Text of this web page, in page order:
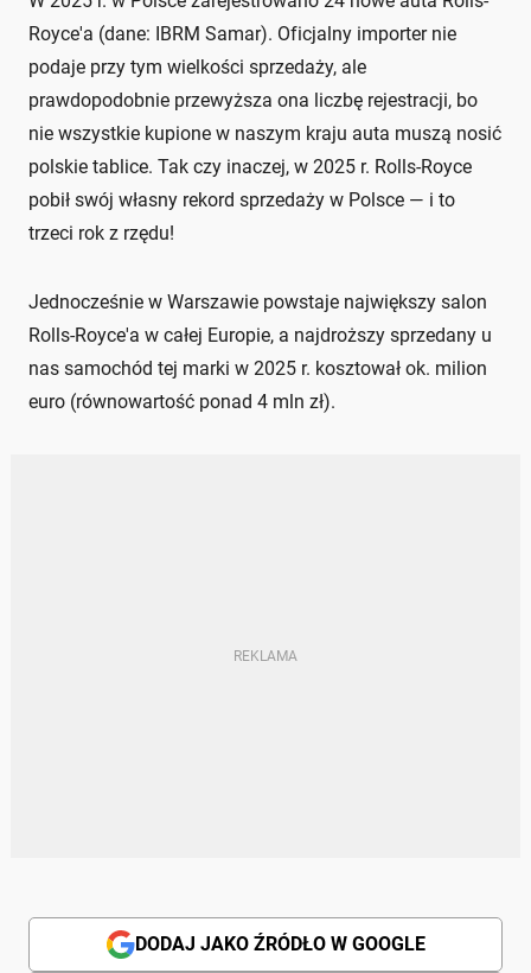
Royce'a (dane: IBRM Samar). Oficjalny importer nie
podaje przy tym wielkości sprzedaży, ale
prawdopodobnie przewyższa ona liczbę rejestracji, bo
nie wszystkie kupione w naszym kraju auta muszą nosić
polskie tablice. Tak czy inaczej, w 2025 r. Rolls-Royce
pobił swój własny rekord sprzedaży w Polsce — i to
trzeci rok z rzędu!
Jednocześnie w Warszawie powstaje największy salon
Rolls-Royce'a w całej Europie, a najdroższy sprzedany u
nas samochód tej marki w 2025 r. kosztował ok. milion
euro (równowartość ponad 4 mln zł).
DODAJ JAKO ŹRÓDŁO W GOOGLE